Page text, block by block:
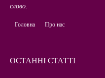
слово.
Головна Про нас
ОСТАННІ СТАТТІ